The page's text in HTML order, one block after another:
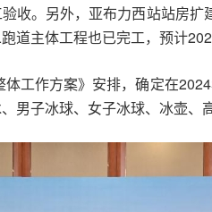
收。另外，亚布力西站站房
道主体工程也已完工，预计
工作方案》安排，确定在
男子冰球、女子冰球、冰壶、